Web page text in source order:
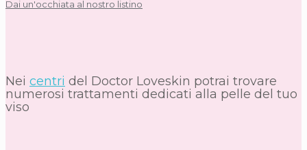
Dai un'occhiata al nostro listino
Nei centri del Doctor Loveskin potrai trovare
numerosi trattamenti dedicati alla pelle del tuo
viso